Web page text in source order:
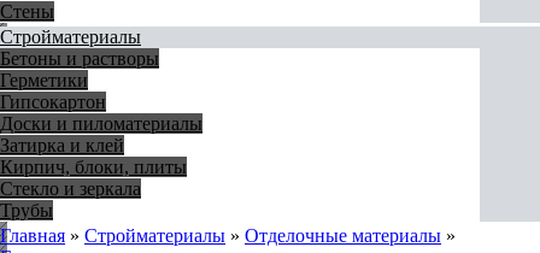
Стены
Стройматериалы
Бетоны и растворы
Герметики
Гипсокартон
Доски и пиломатериалы
Затирка и клей
Кирпич, блоки, плиты
Стекло и зеркала
Трубы
Главная » Стройматериалы » Отделочные материалы »